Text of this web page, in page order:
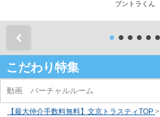
ブントラくん
こだわり特集
動画 バーチャルルーム
【最大仲介手数料無料】文京トラスティTOP >